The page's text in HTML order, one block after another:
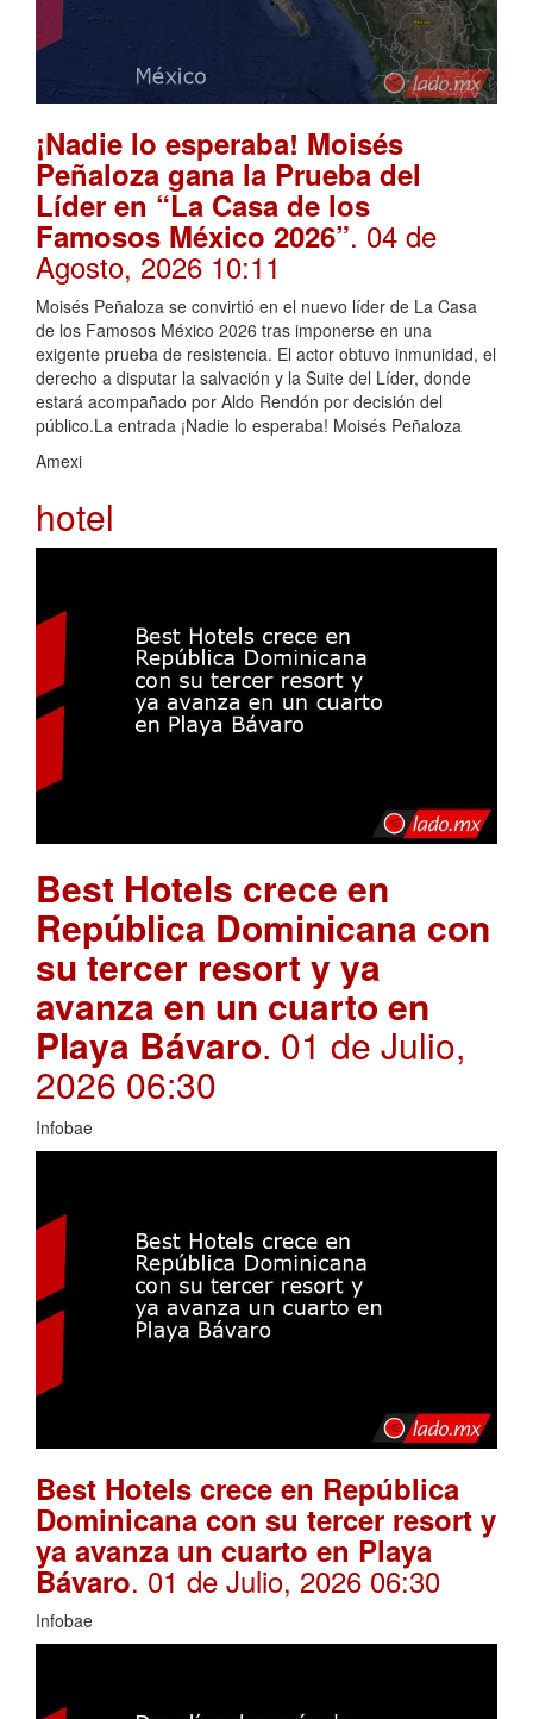
¡Nadie lo esperaba! Moisés
Peñaloza gana la Prueba del
Líder en “La Casa de los
Famosos México 2026”. 04 de
Agosto, 2026 10:11
Moisés Peñaloza se convirtió en el nuevo líder de La Casa
de los Famosos México 2026 tras imponerse en una
exigente prueba de resistencia. El actor obtuvo inmunidad, el
derecho a disputar la salvación y la Suite del Líder, donde
estará acompañado por Aldo Rendón por decisión del
público.La entrada ¡Nadie lo esperaba! Moisés Peñaloza
Amexi
hotel
Best Hotels crece en
República Dominicana con
su tercer resort y ya
avanza en un cuarto en
Playa Bávaro. 01 de Julio,
2026 06:30
Infobae
Best Hotels crece en República
Dominicana con su tercer resort y
ya avanza un cuarto en Playa
Bávaro. 01 de Julio, 2026 06:30
Infobae